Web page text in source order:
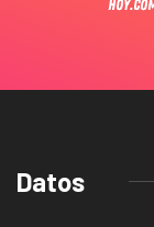
Datos